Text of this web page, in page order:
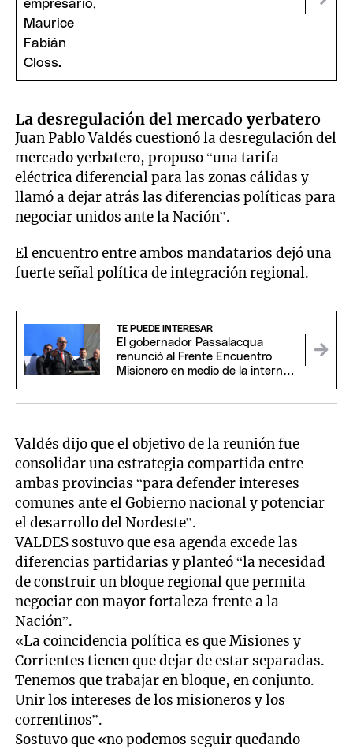
La desregulación del mercado yerbatero
Juan Pablo Valdés cuestionó la desregulación del
mercado yerbatero, propuso “una tarifa
eléctrica diferencial para las zonas cálidas y
llamó a dejar atrás las diferencias políticas para
negociar unidos ante la Nación”.
El encuentro entre ambos mandatarios dejó una
fuerte señal política de integración regional.
TE PUEDE INTERESAR
El gobernador Passalacqua
renunció al Frente Encuentro
Misionero en medio de la interna
Valdés dijo que el objetivo de la reunión fue
consolidar una estrategia compartida entre
ambas provincias “para defender intereses
comunes ante el Gobierno nacional y potenciar
el desarrollo del Nordeste”.
VALDES sostuvo que esa agenda excede las
diferencias partidarias y planteó “la necesidad
de construir un bloque regional que permita
negociar con mayor fortaleza frente a la
Nación”.
«La coincidencia política es que Misiones y
Corrientes tienen que dejar de estar separadas.
Tenemos que trabajar en bloque, en conjunto.
Unir los intereses de los misioneros y los
correntinos”.
Sostuvo que «no podemos seguir quedando